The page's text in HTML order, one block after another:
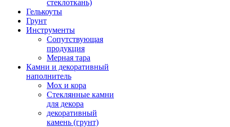
стеклоткань)
Гелькоуты
Грунт
Инструменты
Сопутствующая
продукция
Мерная тара
Камни и декоративный
наполнитель
Мох и кора
Стеклянные камни
для декора
декоративный
камень (грунт)